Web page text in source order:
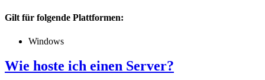
Gilt für folgende Plattformen:
Windows
Wie hoste ich einen Server?